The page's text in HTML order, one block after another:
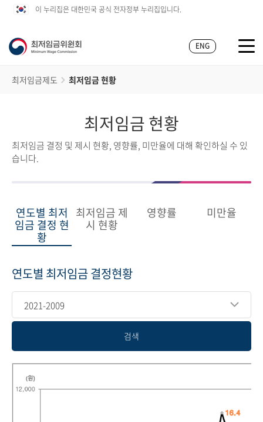
이 누리집은 대한민국 공식 전자정부 누리집입니다.
ENG
최저임금제도 최저임금 현황
최저임금 현황
최저임금 결정 및 제시 현황, 영향률, 미만율에 대해 확인하실 수 있
습니다.
연도별 최저
임금 결정 현
황
최저임금 제
시 현황
영향률 미만율
연도별 최저임금 결정현황
2021-2009
검색